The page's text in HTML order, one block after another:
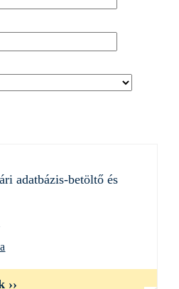
adatbázis-betöltő és